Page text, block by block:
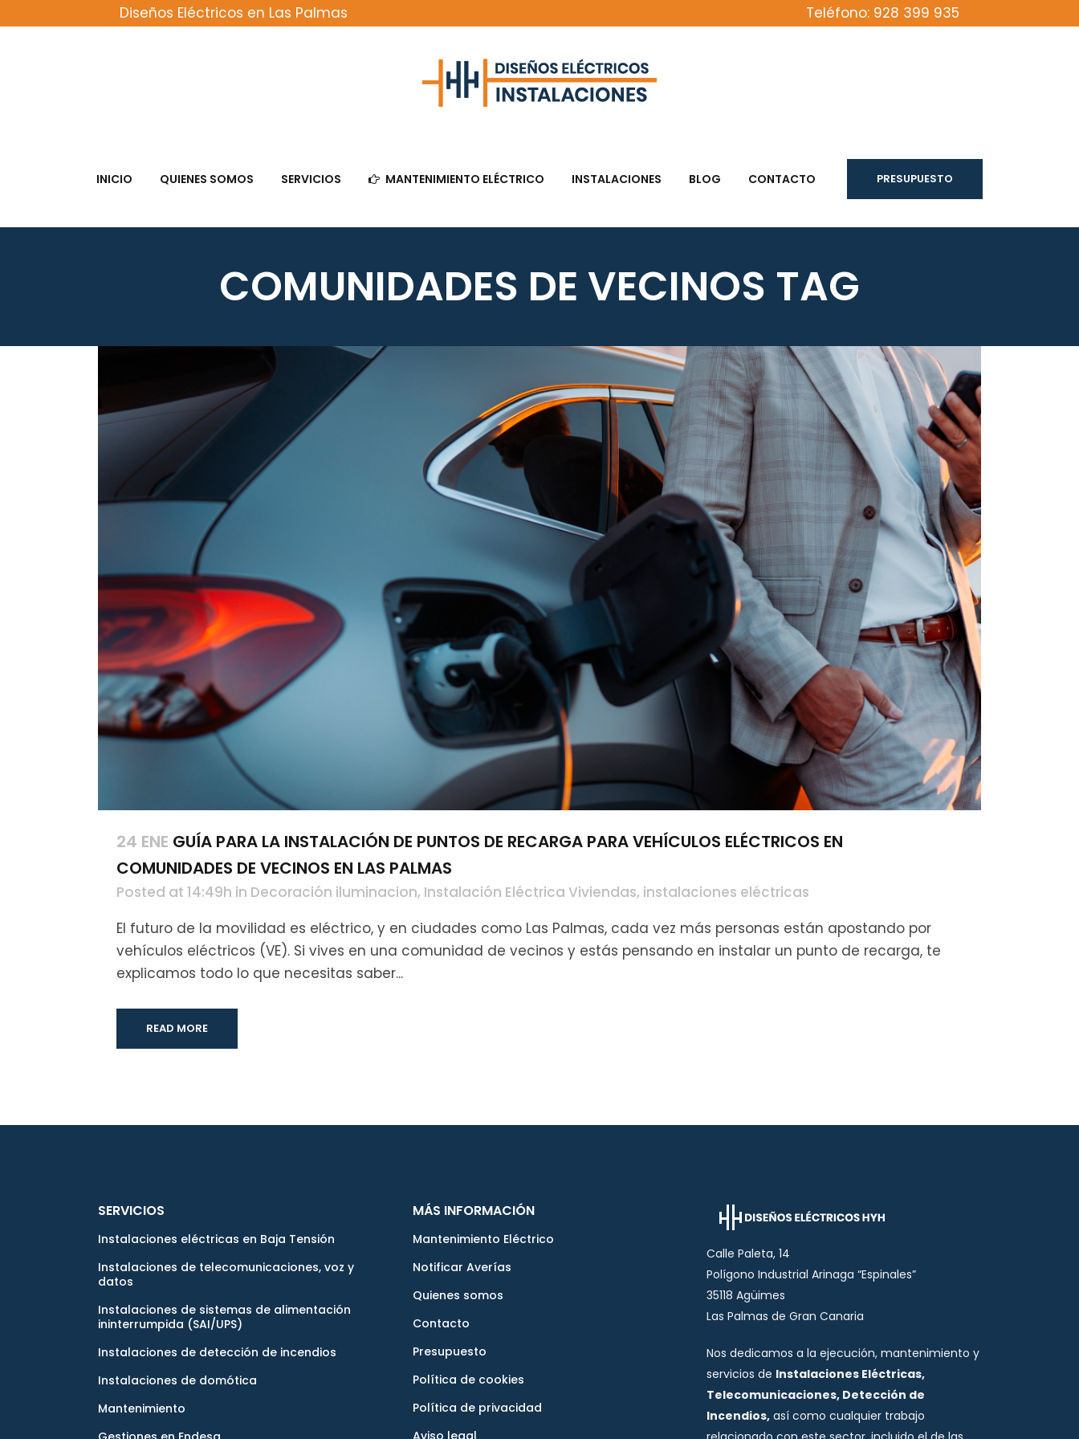
Diseños Eléctricos en Las Palmas Teléfono: 928 399 935
INICIO QUIENES SOMOS SERVICIOS MANTENIMIENTO ELÉCTRICO INSTALACIONES BLOG CONTACTO PRESUPUESTO
COMUNIDADES DE VECINOS TAG
24 ENE GUÍA PARA LA INSTALACIÓN DE PUNTOS DE RECARGA PARA VEHÍCULOS ELÉCTRICOS EN
COMUNIDADES DE VECINOS EN LAS PALMAS
Posted at 14:49h in Decoración iluminacion, Instalación Eléctrica Viviendas, instalaciones eléctricas
El futuro de la movilidad es eléctrico, y en ciudades como Las Palmas, cada vez más personas están apostando por
vehículos eléctricos (VE). Si vives en una comunidad de vecinos y estás pensando en instalar un punto de recarga, te
explicamos todo lo que necesitas saber...
READ MORE
SERVICIOS
Instalaciones eléctricas en Baja Tensión
Instalaciones de telecomunicaciones, voz y
datos
Instalaciones de sistemas de alimentación
ininterrumpida (SAI/UPS)
Instalaciones de detección de incendios
Instalaciones de domótica
Mantenimiento
MÁS INFORMACIÓN
Mantenimiento Eléctrico
Notificar Averías
Quienes somos
Contacto
Presupuesto
Política de cookies
Política de privacidad
Calle Paleta, 14
Polígono Industrial Arinaga “Espinales”
35118 Agüimes
Las Palmas de Gran Canaria
Nos dedicamos a la ejecución, mantenimiento y
servicios de Instalaciones Eléctricas,
Telecomunicaciones, Detección de
Incendios, así como cualquier trabajo